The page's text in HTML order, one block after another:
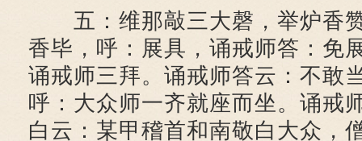
五：维那敲三大磬，举炉香
香毕，呼：展具，诵戒师答：免
诵戒师三拜。诵戒师答云：不敢
呼：大众师一齐就座而坐。诵戒
白云：某甲稽首和南敬白大众，